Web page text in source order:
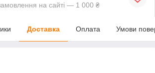
на сайті — 1 000 ₴
Доставка Оплата Умови